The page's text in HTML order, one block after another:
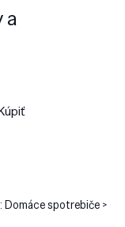
a
Domáce spotrebiče >